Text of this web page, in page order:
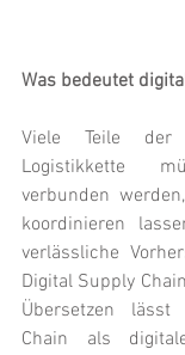
Was bedeutet
Viele Teile der
Logistikkette
verbunden
koordinieren
verlässliche
Digital Supply
Übersetzen
Chain als